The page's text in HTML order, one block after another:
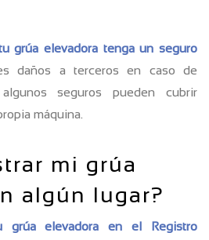
grúa elevadora tenga un seguro
daños a terceros en caso de
seguros pueden cubrir
máquina.
mi grúa
algún lugar?
grúa elevadora en el Registro